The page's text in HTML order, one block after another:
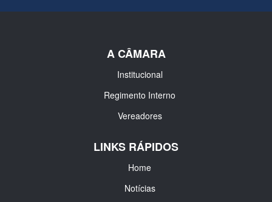
A CÂMARA
Institucional
Regimento Interno
Vereadores
LINKS RÁPIDOS
Home
Notícias